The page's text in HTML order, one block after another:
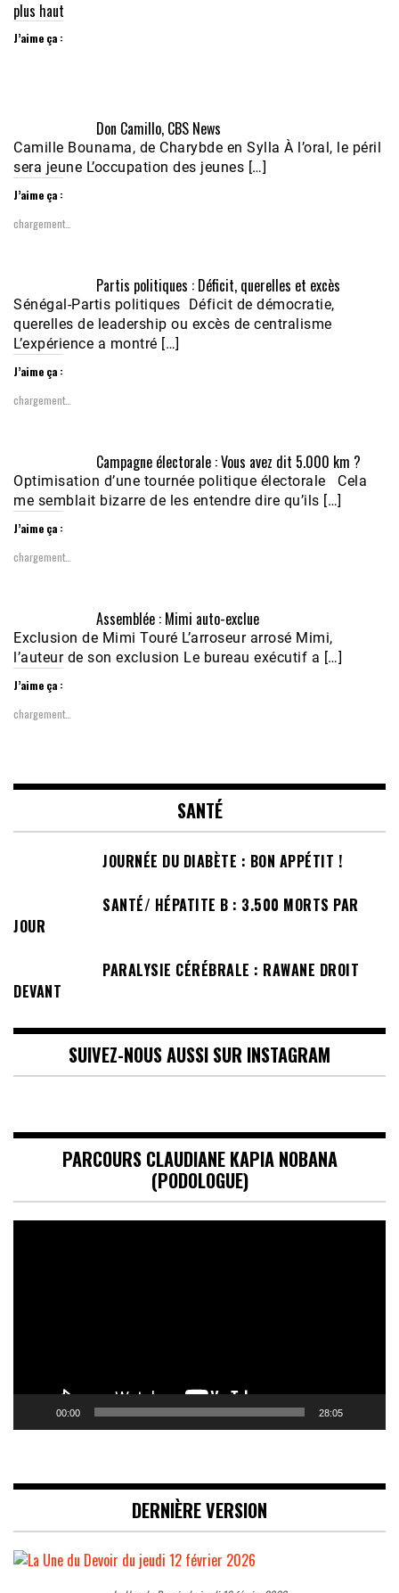
plus haut
J’aime ça :
Don Camillo, CBS News
Camille Bounama, de Charybde en Sylla À l’oral, le péril
sera jeune L’occupation des jeunes […]
J’aime ça :
chargement…
Partis politiques : Déficit, querelles et excès
Sénégal-Partis politiques Déficit de démocratie,
querelles de leadership ou excès de centralisme
L’expérience a montré […]
J’aime ça :
chargement…
Campagne électorale : Vous avez dit 5.000 km ?
Optimisation d’une tournée politique électorale Cela
me semblait bizarre de les entendre dire qu’ils […]
J’aime ça :
chargement…
Assemblée : Mimi auto-exclue
Exclusion de Mimi Touré L’arroseur arrosé Mimi,
l’auteur de son exclusion Le bureau exécutif a […]
J’aime ça :
chargement…
SANTÉ
JOURNÉE DU DIABÈTE : BON APPÉTIT !
SANTÉ/ HÉPATITE B : 3.500 MORTS PAR
JOUR
PARALYSIE CÉRÉBRALE : RAWANE DROIT
DEVANT
SUIVEZ-NOUS AUSSI SUR INSTAGRAM
PARCOURS CLAUDIANE KAPIA NOBANA
(PODOLOGUE)
00:00 28:05
DERNIÈRE VERSION